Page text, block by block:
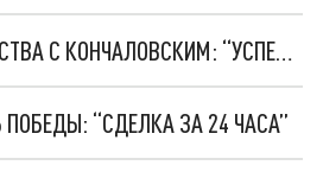
ГЛАВА ЧВК “ВАГНЕР” ПРИГОЖИН ОТКАЗАЛСЯ ОТ СОТРУДНИЧЕСТВА С КОНЧАЛОВСКИМ: “УСПЕХОВ, НО БЕЗ МЕНЯ"
“СДЕЛКА ЗА 24 ЧАСА”